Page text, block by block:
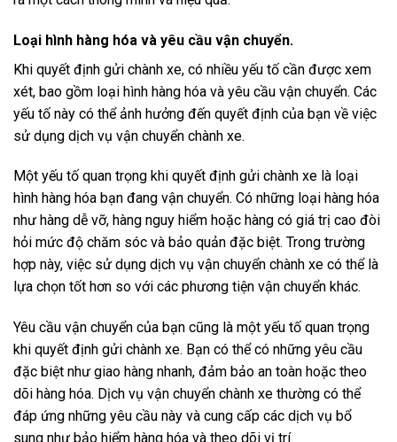
Loại hình hàng hóa và yêu cầu vận chuyển.
Khi quyết định gửi chành xe, có nhiều yếu tố cần được xem
xét, bao gồm loại hình hàng hóa và yêu cầu vận chuyển. Các
yếu tố này có thể ảnh hưởng đến quyết định của bạn về việc
sử dụng dịch vụ vận chuyển chành xe.
Một yếu tố quan trọng khi quyết định gửi chành xe là loại
hình hàng hóa bạn đang vận chuyển. Có những loại hàng hóa
như hàng dễ vỡ, hàng nguy hiểm hoặc hàng có giá trị cao đòi
hỏi mức độ chăm sóc và bảo quản đặc biệt. Trong trường
hợp này, việc sử dụng dịch vụ vận chuyển chành xe có thể là
lựa chọn tốt hơn so với các phương tiện vận chuyển khác.
Yêu cầu vận chuyển của bạn cũng là một yếu tố quan trọng
khi quyết định gửi chành xe. Bạn có thể có những yêu cầu
đặc biệt như giao hàng nhanh, đảm bảo an toàn hoặc theo
dõi hàng hóa. Dịch vụ vận chuyển chành xe thường có thể
đáp ứng những yêu cầu này và cung cấp các dịch vụ bổ
sung như bảo hiểm hàng hóa và theo dõi vị trí.